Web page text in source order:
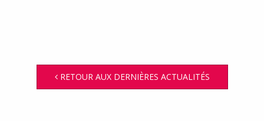
RETOUR AUX DERNIÈRES ACTUALITÉS